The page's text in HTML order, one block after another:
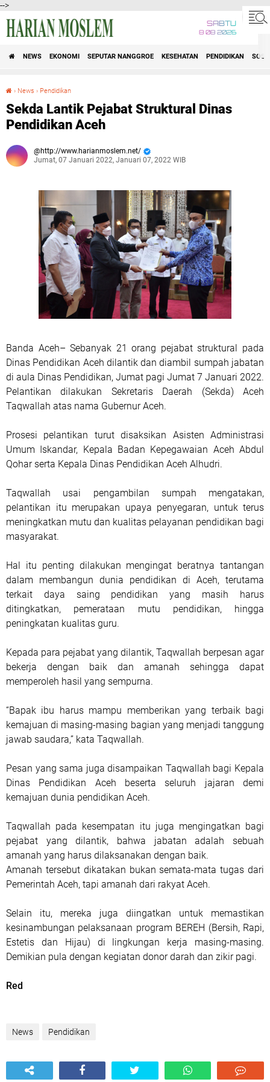
-->
SABTU
8 08 2026
NEWS EKONOMI SEPUTAR NANGGROE KESEHATAN PENDIDIKAN
› News › Pendidikan
Sekda Lantik Pejabat Struktural Dinas
Pendidikan Aceh
http://www.harianmoslem.net/
Jumat, 07 Januari 2022, Januari 07, 2022 WIB
Banda Aceh– Sebanyak 21 orang pejabat struktural pada
Dinas Pendidikan Aceh dilantik dan diambil sumpah jabatan
di aula Dinas Pendidikan, Jumat pagi Jumat 7 Januari 2022.
Pelantikan dilakukan Sekretaris Daerah (Sekda) Aceh
Taqwallah atas nama Gubernur Aceh.
Prosesi pelantikan turut disaksikan Asisten Administrasi
Umum Iskandar, Kepala Badan Kepegawaian Aceh Abdul
Qohar serta Kepala Dinas Pendidikan Aceh Alhudri.
Taqwallah usai pengambilan sumpah mengatakan,
pelantikan itu merupakan upaya penyegaran, untuk terus
meningkatkan mutu dan kualitas pelayanan pendidikan bagi
masyarakat.
Hal itu penting dilakukan mengingat beratnya tantangan
dalam membangun dunia pendidikan di Aceh, terutama
terkait daya saing pendidikan yang masih harus
ditingkatkan, pemerataan mutu pendidikan, hingga
peningkatan kualitas guru.
Kepada para pejabat yang dilantik, Taqwallah berpesan agar
bekerja dengan baik dan amanah sehingga dapat
memperoleh hasil yang sempurna.
“Bapak ibu harus mampu memberikan yang terbaik bagi
kemajuan di masing-masing bagian yang menjadi tanggung
jawab saudara,” kata Taqwallah.
Pesan yang sama juga disampaikan Taqwallah bagi Kepala
Dinas Pendidikan Aceh beserta seluruh jajaran demi
kemajuan dunia pendidikan Aceh.
Taqwallah pada kesempatan itu juga mengingatkan bagi
pejabat yang dilantik, bahwa jabatan adalah sebuah
amanah yang harus dilaksanakan dengan baik.
Amanah tersebut dikatakan bukan semata-mata tugas dari
Pemerintah Aceh, tapi amanah dari rakyat Aceh.
Selain itu, mereka juga diingatkan untuk memastikan
kesinambungan pelaksanaan program BEREH (Bersih, Rapi,
Estetis dan Hijau) di lingkungan kerja masing-masing.
Demikian pula dengan kegiatan donor darah dan zikir pagi.
Red
News Pendidikan